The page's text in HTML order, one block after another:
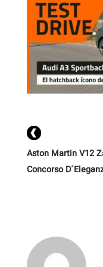
Aston Martin V12
Concorso